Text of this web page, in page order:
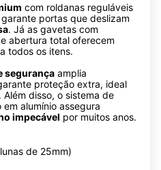
com roldanas reguláveis
portas que deslizam
. Já as gavetas com
abertura total oferecem
todos os itens.
segurança amplia
proteção extra, ideal
disso, o sistema de
alumínio assegura
impecável por muitos anos.
de 25mm)